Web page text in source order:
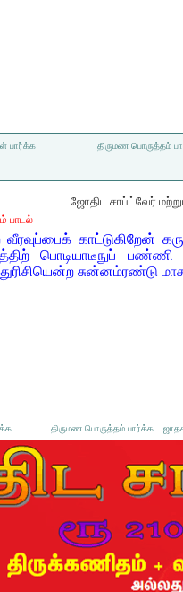
பார்க்க திருமண பொருத்தம்
ஜோதிட சாப்ட்வேர்
பாடல்
காட்டுகிறேன்
பொடியாடீநுப்
சுன்னம்ரண்டு
திருமண பொருத்தம் பார்க்க